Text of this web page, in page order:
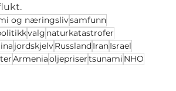
og næringslivsamfunn
valg naturkatastrofer
jordskjelvRusslandIranIsrael
Armeniaoljeprisertsunami NHO